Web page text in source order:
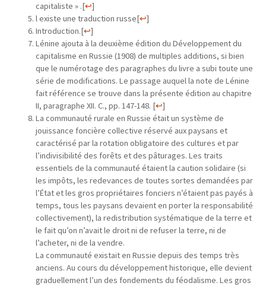
capitaliste » .[↩]
l existe une traduction russe[↩]
Introduction.[↩]
Lénine ajouta à la deuxième édition du Développement du
capitalisme en Russie (1908) de multiples additions, si bien
que le numérotage des paragraphes du livre a subi toute une
série de modifications. Le passage auquel la note de Lénine
fait référence se trouve dans la présente édition au chapitre
II, paragraphe XII. C., pp. 147-148. [↩]
La communauté rurale en Russie était un système de
jouissance foncière collective réservé aux paysans et
caractérisé par la rotation obligatoire des cultures et par
l’indivisibilité des forêts et des pâturages. Les traits
essentiels de la communauté étaient la caution solidaire (si
les impôts, les redevances de toutes sortes demandées par
l’État et les gros propriétaires fonciers n’étaient pas payés à
temps, tous les paysans devaient en porter la responsabilité
collectivement), la redistribution systématique de la terre et
le fait qu’on n’avait le droit ni de refuser la terre, ni de
l’acheter, ni de la vendre.
La communauté existait en Russie depuis des temps très
anciens. Au cours du développement historique, elle devient
graduellement l’un des fondements du féodalisme. Les gros